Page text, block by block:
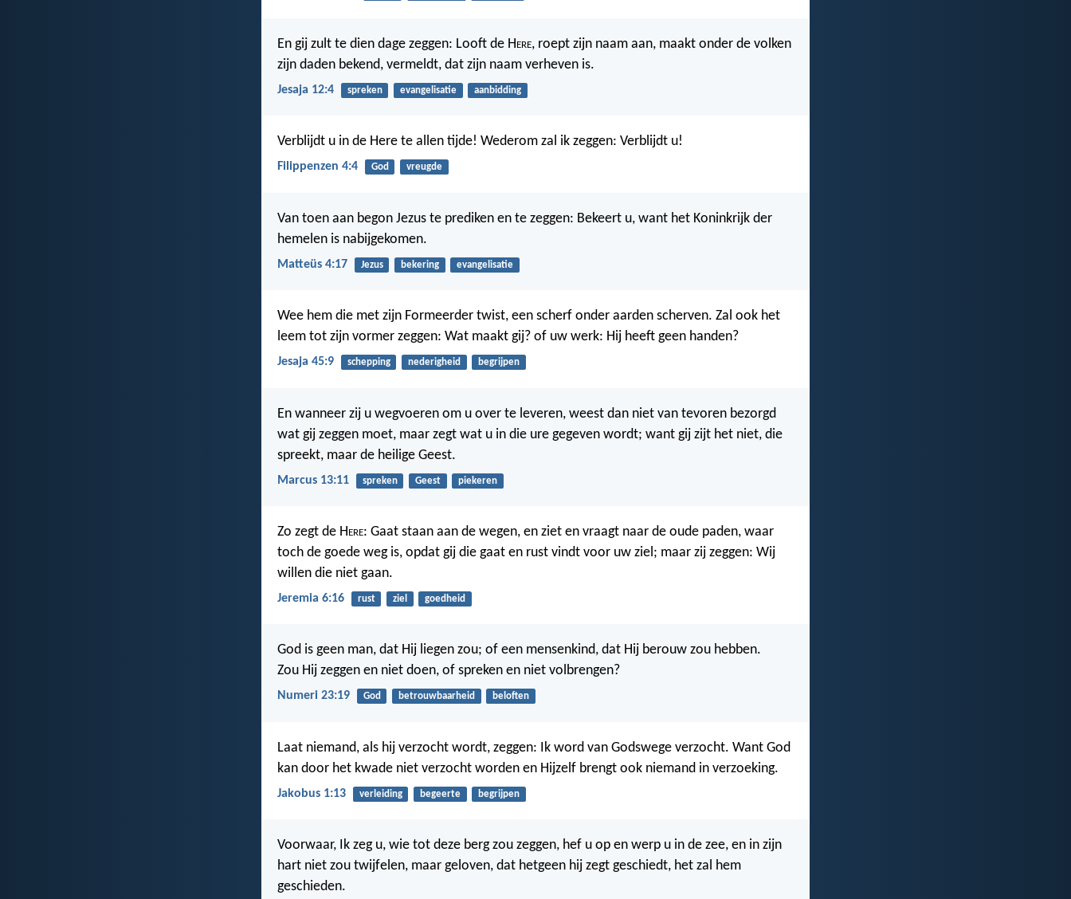
En gij zult te dien dage zeggen: Looft de Here, roept zijn naam aan, maakt onder de volken
zijn daden bekend, vermeldt, dat zijn naam verheven is.
Jesaja 12:4 spreken evangelisatie aanbidding
Verblijdt u in de Here te allen tijde! Wederom zal ik zeggen: Verblijdt u!
Filippenzen 4:4 God vreugde
Van toen aan begon Jezus te prediken en te zeggen: Bekeert u, want het Koninkrijk der
hemelen is nabijgekomen.
Matteüs 4:17 Jezus bekering evangelisatie
Wee hem die met zijn Formeerder twist, een scherf onder aarden scherven. Zal ook het
leem tot zijn vormer zeggen: Wat maakt gij? of uw werk: Hij heeft geen handen?
Jesaja 45:9 schepping nederigheid begrijpen
En wanneer zij u wegvoeren om u over te leveren, weest dan niet van tevoren bezorgd
wat gij zeggen moet, maar zegt wat u in die ure gegeven wordt; want gij zijt het niet, die
spreekt, maar de heilige Geest.
Marcus 13:11 spreken Geest piekeren
Zo zegt de Here: Gaat staan aan de wegen, en ziet en vraagt naar de oude paden, waar
toch de goede weg is, opdat gij die gaat en rust vindt voor uw ziel; maar zij zeggen: Wij
willen die niet gaan.
Jeremia 6:16 rust ziel goedheid
God is geen man, dat Hij liegen zou; of een mensenkind, dat Hij berouw zou hebben.
Zou Hij zeggen en niet doen, of spreken en niet volbrengen?
Numeri 23:19 God betrouwbaarheid beloften
Laat niemand, als hij verzocht wordt, zeggen: Ik word van Godswege verzocht. Want God
kan door het kwade niet verzocht worden en Hijzelf brengt ook niemand in verzoeking.
Jakobus 1:13 verleiding begeerte begrijpen
Voorwaar, Ik zeg u, wie tot deze berg zou zeggen, hef u op en werp u in de zee, en in zijn
hart niet zou twijfelen, maar geloven, dat hetgeen hij zegt geschiedt, het zal hem
geschieden.